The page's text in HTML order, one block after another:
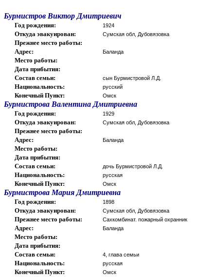
Бурмистров Виктор Дмитриевич
Год рождения: 1924
Откуда эвакуирован: Сумская обл, Дубовязовка
Прежнее место работы:
Адрес:
Баланда
Место работы:
Дата прибытия:
Состав семьи:
сын Бурмистровой Л.Д.
Национальность: русский
Конечный Пункт: Омск
Бурмистрова Валентина Дмитриевна
Год рождения: 1929
Откуда эвакуирован: Сумская обл, Дубовязовка
Прежнее место работы:
Адрес:
Баланда
Место работы:
Дата прибытия:
Состав семьи:
дочь Бурмистровой Л.Д.
Национальность: русская
Конечный Пункт: Омск
Бурмистрова Мария Дмитриевна
Год рождения: 1898
Откуда эвакуирован: Сумская обл, Дубовязовка
Прежнее место работы: Сахкомбинат. пожарный охранник
Адрес: Баланда
Место работы:
Дата прибытия:
Состав семьи:
4, глава семьи
Национальность: русская
Конечный Пункт: Омск